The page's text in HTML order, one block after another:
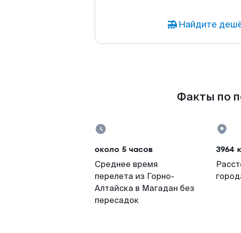
Найдите
Факты по
около 5 часов
Среднее время
перелета из Горно-
Алтайска в Магадан без
пересадок
3964